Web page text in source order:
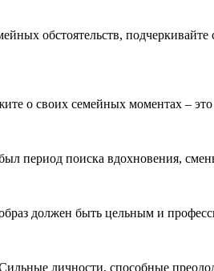
обстоятельств,
о своих семейных моментах –
период поиска вдохновения,
должен быть цельным и
личности, способные